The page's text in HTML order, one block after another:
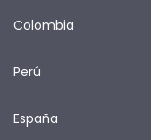
Colombia
Perú
España